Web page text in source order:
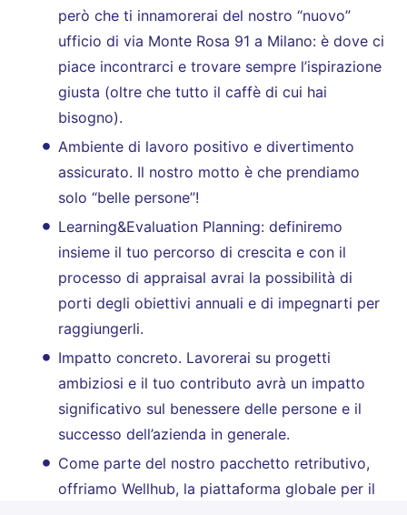
però che ti innamorerai del nostro “nuovo”
ufficio di via Monte Rosa 91 a Milano: è dove ci
piace incontrarci e trovare sempre l’ispirazione
giusta (oltre che tutto il caffè di cui hai
bisogno).
Ambiente di lavoro positivo e divertimento
assicurato. Il nostro motto è che prendiamo
solo “belle persone”!
Learning&Evaluation Planning: definiremo
insieme il tuo percorso di crescita e con il
processo di appraisal avrai la possibilità di
porti degli obiettivi annuali e di impegnarti per
raggiungerli.
Impatto concreto. Lavorerai su progetti
ambiziosi e il tuo contributo avrà un impatto
significativo sul benessere delle persone e il
successo dell’azienda in generale.
Come parte del nostro pacchetto retributivo,
offriamo Wellhub, la piattaforma globale per il